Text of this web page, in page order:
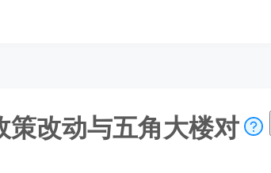
改动与五角大楼对